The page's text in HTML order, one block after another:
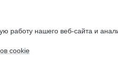
нашего веб-сайта и
cookie